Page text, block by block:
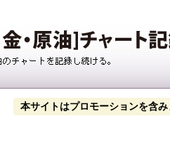
本サイトはプロモーションを含み